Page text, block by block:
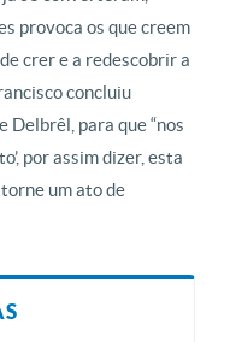
provoca os que creem
crer e a redescobrir a
concluiu
Delbrêl, para que “nos
por assim dizer, esta
um ato de